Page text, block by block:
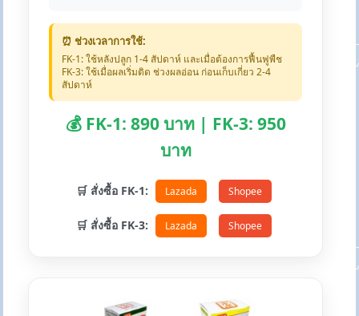
⏰ ช่วงเวลาการใช้:
FK-1: ใช้หลังปลูก 1-4 สัปดาห์ และเมื่อต้องการฟื้นฟูพืช
FK-3: ใช้เมื่อผลเริ่มติด ช่วงผลอ่อน ก่อนเก็บเกี่ยว 2-4
สัปดาห์
💰 FK-1: 890 บาท | FK-3: 950
บาท
🛒 สั่งซื้อ FK-1: Lazada Shopee
🛒 สั่งซื้อ FK-3: Lazada Shopee